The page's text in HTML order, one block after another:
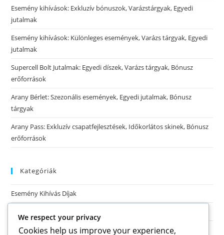
Esemény kihívások: Exkluzív bónuszok, Varázstárgyak, Egyedi
jutalmak
Esemény kihívások: Különleges események, Varázs tárgyak, Egyedi
jutalmak
Supercell Bolt Jutalmak: Egyedi díszek, Varázs tárgyak, Bónusz
erőforrások
Arany Bérlet: Szezonális események, Egyedi jutalmak, Bónusz
tárgyak
Arany Pass: Exkluzív csapatfejlesztések, Időkorlátos skinek, Bónusz
erőforrások
Kategóriák
Esemény Kihívás Díjak
Supercell Bolt Jutalmak
We respect your privacy
Cookies help us improve your experience,